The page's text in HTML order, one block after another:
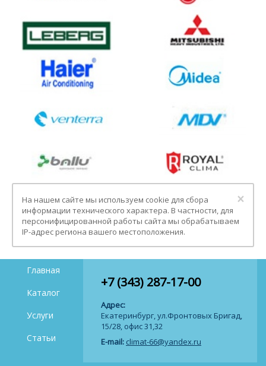
×
На нашем сайте мы используем cookie для сбора
информации технического характера. В частности, для
персонифицированной работы сайта мы обрабатываем
IP-адрес региона вашего местоположения.
+7 (343) 287-17-00
Адрес:
Екатеринбург, ул.Фронтовых Бригад,
15/28, офис 31,32
E-mail: climat-66@yandex.ru
Главная
Каталог
Услуги
Статьи